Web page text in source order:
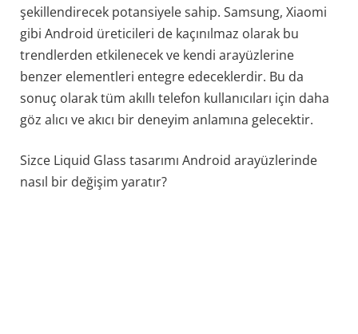
şekillendirecek potansiyele sahip. Samsung, Xiaomi
gibi Android üreticileri de kaçınılmaz olarak bu
trendlerden etkilenecek ve kendi arayüzlerine
benzer elementleri entegre edeceklerdir. Bu da
sonuç olarak tüm akıllı telefon kullanıcıları için daha
göz alıcı ve akıcı bir deneyim anlamına gelecektir.
Sizce Liquid Glass tasarımı Android arayüzlerinde
nasıl bir değişim yaratır?